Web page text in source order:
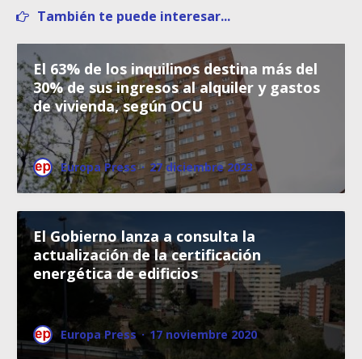
También te puede interesar...
El 63% de los inquilinos destina más del
30% de sus ingresos al alquiler y gastos
de vivienda, según OCU
Europa Press · 27 diciembre 2023
El Gobierno lanza a consulta la
actualización de la certificación
energética de edificios
Europa Press · 17 noviembre 2020